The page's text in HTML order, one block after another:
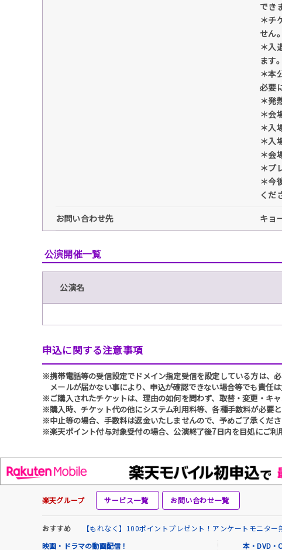
でき
＊チ
せん。
＊⼊
ます。
＊本
必要
＊発
＊会
＊⼊
＊⼊
＊会
＊プ
＊今
くだ
お問い合わせ先
キョ
公演開催一覧
公演名
申込に関する注意事項
※携帯電話等の受信設定でドメイン指定受信を設定している方は、
メールが届かない事により、申込が確認できない場合等でも責任は
※ご購入されたチケットは、理由の如何を問わず、取替・変更・キャ
※購入時、チケット代の他にシステム利用料等、各種手数料が必要と
※中止等の場合、手数料は返金いたしませんので、予めご了承くださ
※楽天ポイント付与対象受付の場合、公演終了後7日内を目処にご利
楽天グループ サービス一覧 お問い合わせ一覧
おすすめ
【もれなく】100ポイントプレゼント！アンケートモニタ
映画・ドラマの動画配信！
本・DVD・